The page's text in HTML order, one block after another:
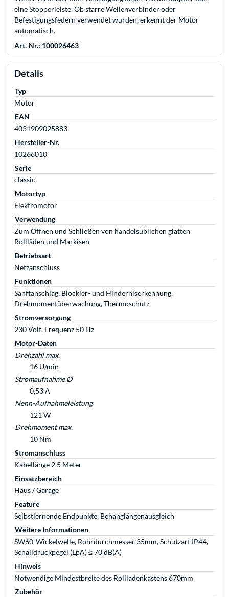
eine Stopperleiste. Ob starre Wellenverbinder oder
Befestigungsfedern verwendet wurden, erkennt der Motor
automatisch.
Art.-Nr.: 100026463
Details
Typ
Motor
EAN
4031909025883
Hersteller-Nr.
10266010
Serie
classic
Motortyp
Elektromotor
Verwendung
Zum Öffnen und Schließen von handelsüblichen glatten
Rollläden und Markisen
Betriebsart
Netzanschluss
Funktionen
Sanftanschlag, Blockier- und Hinderniserkennung,
Drehmomentüberwachung, Thermoschutz
Stromversorgung
230 Volt, Frequenz 50 Hz
Motor-Daten
Drehzahl max.
16 U/min
Stromaufnahme Ø
0,53 A
Nenn-Aufnahmeleistung
121 W
Drehmoment max.
10 Nm
Stromanschluss
Kabellänge 2,5 Meter
Einsatzbereich
Haus / Garage
Feature
Selbstlernende Endpunkte, Behanglängenausgleich
Weitere Informationen
SW60-Wickelwelle, Rohrdurchmesser 35mm, Schutzart IP44,
Schalldruckpegel (LpA) ≤ 70 dB(A)
Hinweis
Notwendige Mindestbreite des Rollladenkastens 670mm
Zubehör